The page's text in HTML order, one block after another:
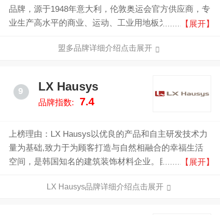
品牌，源于1948年意大利，伦敦奥运会官方供应商，专
业生产高水平的商业、运动、工业用地板为主的工业集
【展开】
盟多品牌详细介绍点击展开
9 LX Hausys
品牌指数: 7.4
上榜理由：LX Hausys以优良的产品和自主研发技术力
量为基础,致力于为顾客打造与自然相融合的幸福生活
空间，是韩国知名的建筑装饰材料企业。目前已经在全
【展开】
LX Hausys品牌详细介绍点击展开